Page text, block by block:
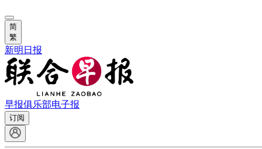
简
繁
新明日报
早报俱乐部电子报
订阅